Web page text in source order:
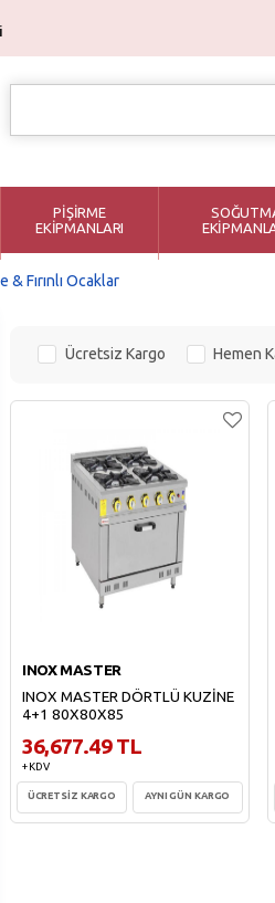
PİŞİRME
EKİPMANLARI
& Fırınlı Ocaklar
Ücretsiz Kargo Hemen
INOX MASTER
INOX MASTER DÖRTLÜ KUZİNE
4+1 80X80X85
36,677.49 TL
+ KDV
ÜCRETSİZ KARGO AYNI GÜN KARGO